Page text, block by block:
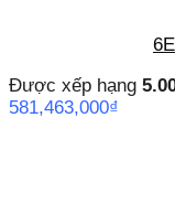
Được xếp hạng
581,463,000₫